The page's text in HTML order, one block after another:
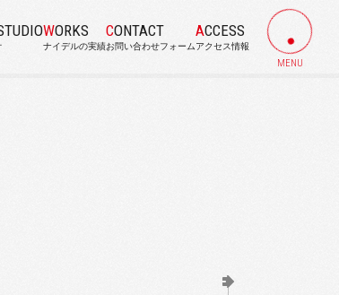
WORKS
ナイデルの実績
CONTACT
お問い合わせフォーム
ACCESS
アクセス情報
MENU